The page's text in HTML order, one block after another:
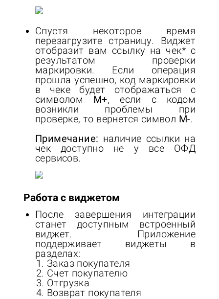
Спустя некоторое время
перезагрузите страницу. Виджет
отобразит вам ссылку на чек* с
результатом проверки
маркировки. Если операция
прошла успешно, код маркировки
в чеке будет отображаться с
символом М+, если с кодом
возникли проблемы при
проверке, то вернется символ М-.
Примечание: наличие ссылки на
чек доступно не у все ОФД
сервисов.
Работа с виджетом
После завершения интеграции
станет доступным встроенный
виджет. Приложение
поддерживает виджеты в
разделах:
Заказ покупателя
Счет покупателю
Отгрузка
Возврат покупателя